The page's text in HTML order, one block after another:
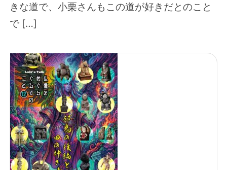
きな道で、小栗さんもこの道が好きだとのこと
で […]